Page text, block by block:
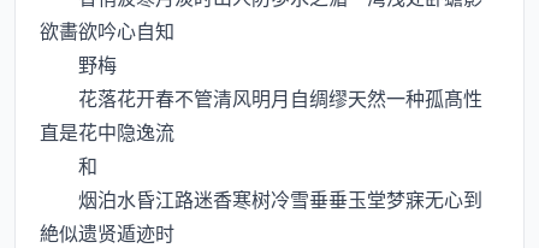
欲畵欲吟心自知
野梅
花落花开春不管清风明月自绸缪天然一种孤髙性
直是花中隐逸流
和
烟泊水昏江路迷香寒树冷雪垂垂玉堂梦寐无心到
絶似遗贤遁迹时